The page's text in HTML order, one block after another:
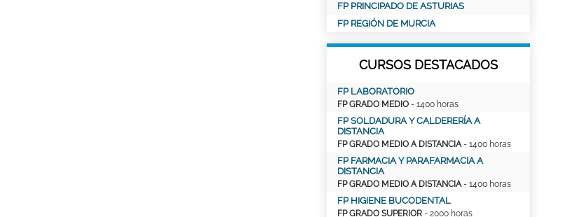
FP PRINCIPADO DE ASTURIAS
FP REGIÓN DE MURCIA
CURSOS DESTACADOS
FP LABORATORIO
FP GRADO MEDIO - 1400 horas
FP SOLDADURA Y CALDERERÍA A
DISTANCIA
FP GRADO MEDIO A DISTANCIA- 1400 horas
FP FARMACIA Y PARAFARMACIA A
DISTANCIA
FP GRADO MEDIO A DISTANCIA- 1400 horas
FP HIGIENE BUCODENTAL
FP GRADO SUPERIOR - 2000 horas